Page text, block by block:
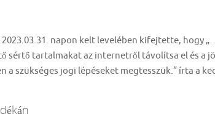
2023.03.31. napon kelt levelében kifejtette, hogy
sértő tartalmakat az internetről távolítsa el és a
a szükséges jogi lépéseket megtesszük.” írta a